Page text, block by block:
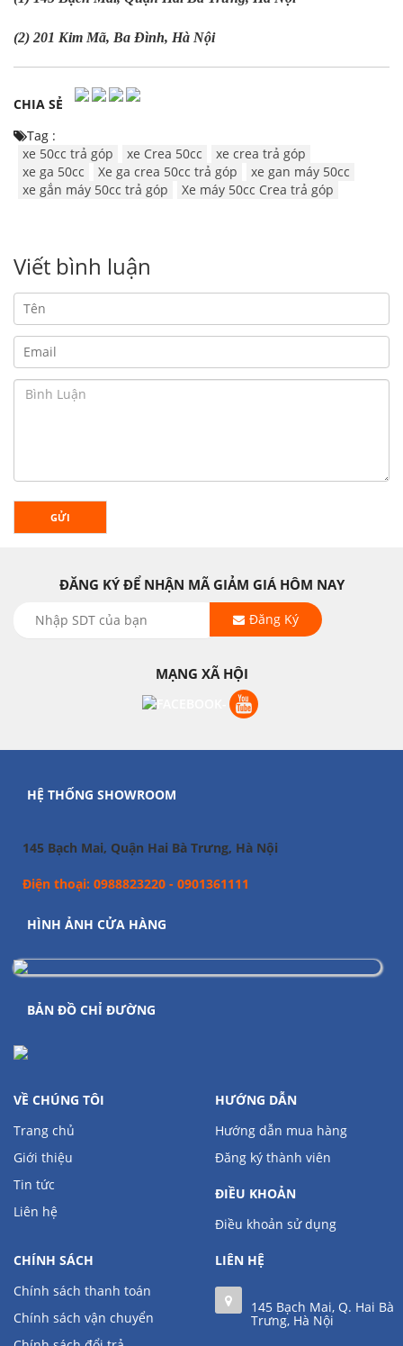
(2) 201 Kim Mã, Ba Đình, Hà Nội
CHIA SẺ
Tag :
xe 50cc trả góp
xe Crea 50cc
xe crea trả góp
xe ga 50cc
Xe ga crea 50cc trả góp
xe gan máy 50cc
xe gắn máy 50cc trả góp
Xe máy 50cc Crea trả góp
Viết bình luận
GỬI
ĐĂNG KÝ ĐỂ NHẬN MÃ GIẢM GIÁ HÔM NAY
Đăng Ký
MẠNG XÃ HỘI
HỆ THỐNG SHOWROOM
145 Bạch Mai, Quận Hai Bà Trưng, Hà Nội
Điện thoại: 0988823220 - 0901361111
HÌNH ẢNH CỬA HÀNG
BẢN ĐỒ CHỈ ĐƯỜNG
VỀ CHÚNG TÔI
Trang chủ
Giới thiệu
Tin tức
Liên hệ
HƯỚNG DẪN
Hướng dẫn mua hàng
Đăng ký thành viên
ĐIỀU KHOẢN
Điều khoản sử dụng
CHÍNH SÁCH
Chính sách thanh toán
Chính sách vận chuyển
LIÊN HỆ
145 Bạch Mai, Q. Hai Bà
Trưng, Hà Nội